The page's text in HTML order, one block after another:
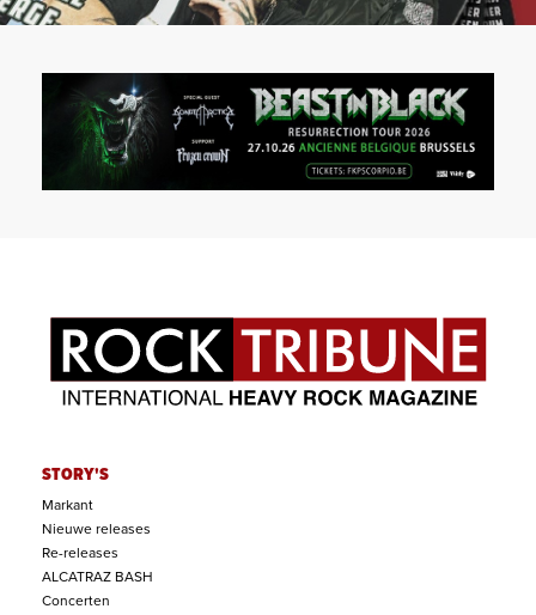
STORY'S
Markant
Nieuwe releases
Re-releases
ALCATRAZ BASH
Concerten